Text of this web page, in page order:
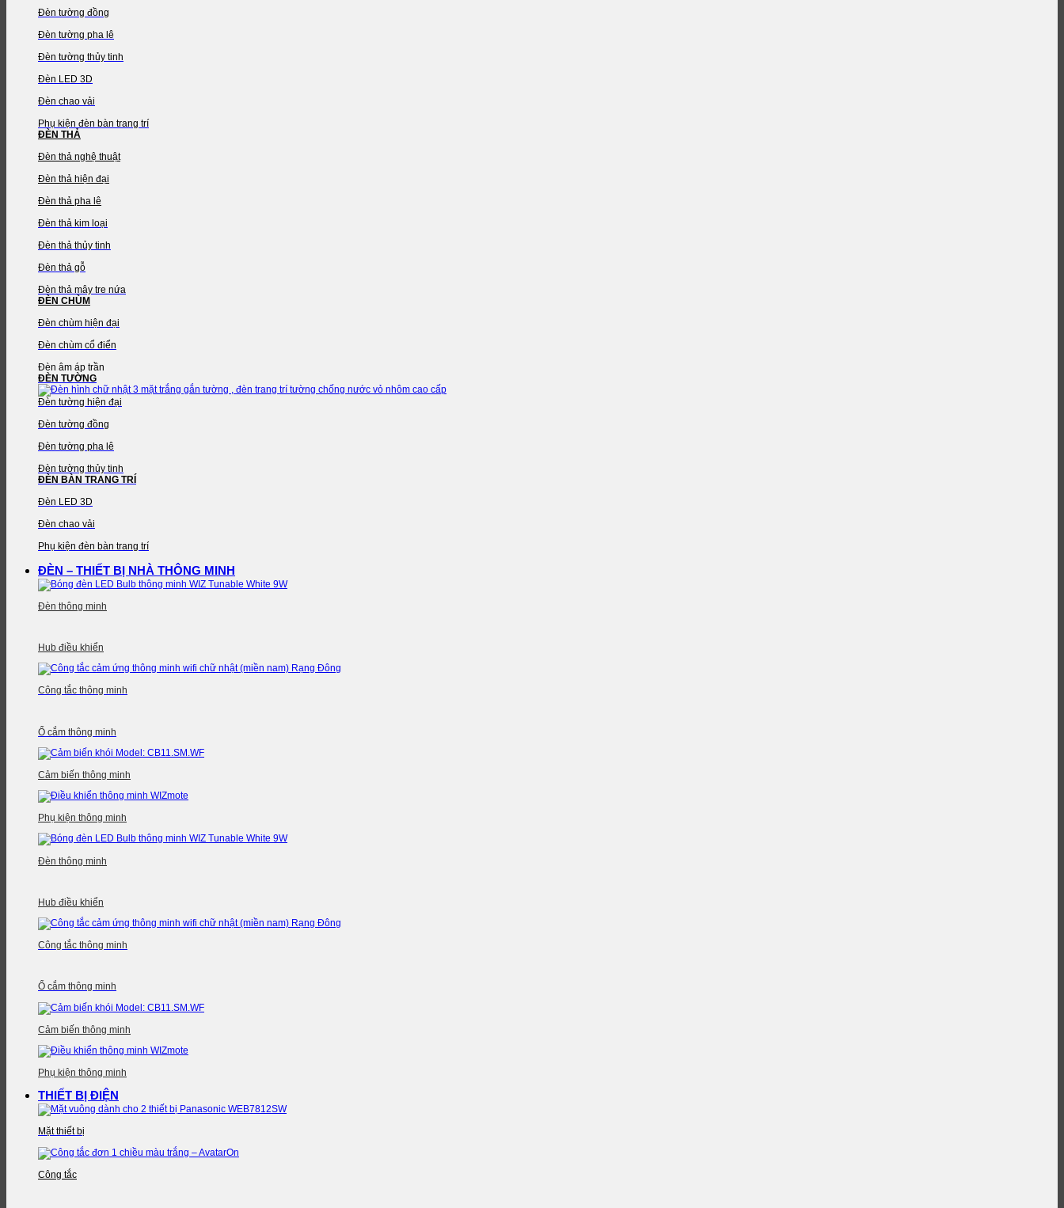
Đèn tường đồng
Đèn tường pha lê
Đèn tường thủy tinh
Đèn LED 3D
Đèn chao vải
Phụ kiện đèn bàn trang trí
ĐÈN THẢ
Đèn thả nghệ thuật
Đèn thả hiện đại
Đèn thả pha lê
Đèn thả kim loại
Đèn thả thủy tinh
Đèn thả gỗ
Đèn thả mây tre nứa
ĐÈN CHÙM
Đèn chùm hiện đại
Đèn chùm cổ điển
Đèn âm áp trần
ĐÈN TƯỜNG
Đèn tường hiện đại
Đèn tường đồng
Đèn tường pha lê
Đèn tường thủy tinh
ĐÈN BÀN TRANG TRÍ
Đèn LED 3D
Đèn chao vải
Phụ kiện đèn bàn trang trí
ĐÈN – THIẾT BỊ NHÀ THÔNG MINH
Đèn thông minh
Hub điều khiển
Công tắc thông minh
Ổ cắm thông minh
Cảm biến thông minh
Phụ kiện thông minh
Đèn thông minh
Hub điều khiển
Công tắc thông minh
Ổ cắm thông minh
Cảm biến thông minh
Phụ kiện thông minh
THIẾT BỊ ĐIỆN
Mặt thiết bị
Công tắc